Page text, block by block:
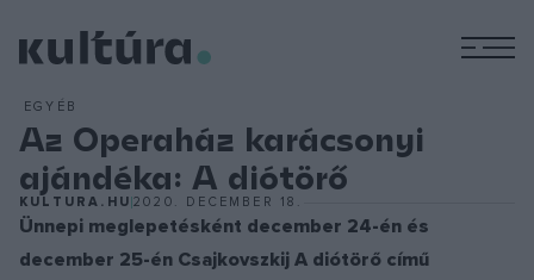
EGYÉB
Az Operaház karácsonyi
ajándéka: A diótörő
KULTURA.HU 2020. DECEMBER 18.
Ünnepi meglepetésként december 24-én és
december 25-én Csajkovszkij A diótörő című